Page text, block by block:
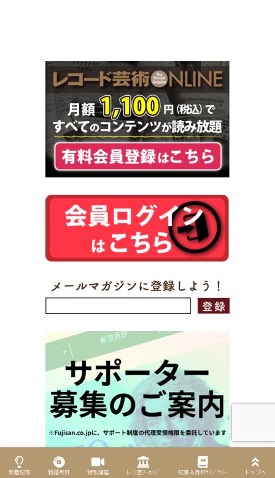
新着記事 新譜月評 特別講座 レコ芸ｱｰｶｲﾌﾞ 記事＆月評ﾗｲﾌﾞﾗﾘｰ トップへ